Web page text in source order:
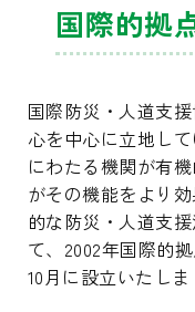
国際的拠
国際防災・人道支
心を中心に立地し
にわたる機関が有
がその機能をより
的な防災・人道支
て、2002年国際的
10月に設立いたしま